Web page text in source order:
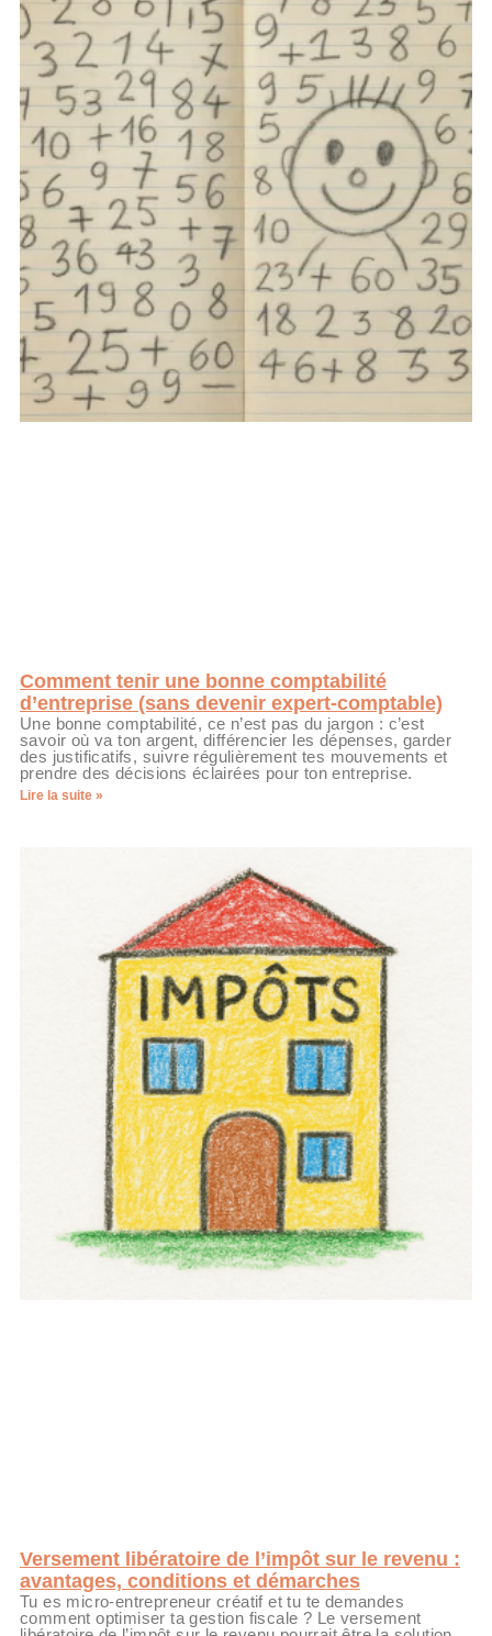
Comment tenir une bonne comptabilité
d’entreprise (sans devenir expert-comptable)
Une bonne comptabilité, ce n’est pas du jargon : c’est
savoir où va ton argent, différencier les dépenses, garder
des justificatifs, suivre régulièrement tes mouvements et
prendre des décisions éclairées pour ton entreprise.
Lire la suite »
Versement libératoire de l’impôt sur le revenu :
avantages, conditions et démarches
Tu es micro-entrepreneur créatif et tu te demandes
comment optimiser ta gestion fiscale ? Le versement